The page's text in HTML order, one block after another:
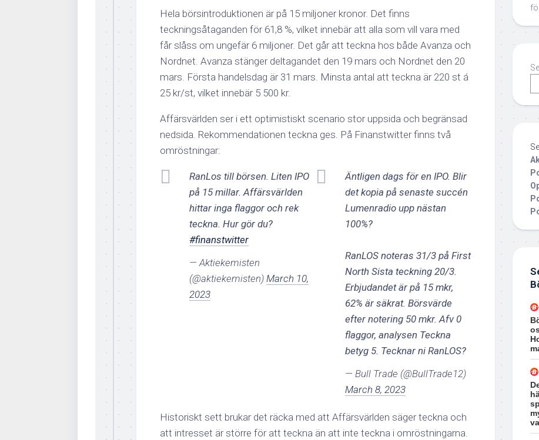
Hela börsintroduktionen är på 15 miljoner kronor. Det finns
teckningsåtaganden för 61,8 %, vilket innebär att alla som vill vara med
får slåss om ungefär 6 miljoner. Det går att teckna hos både Avanza och
Nordnet. Avanza stänger deltagandet den 19 mars och Nordnet den 20
mars. Första handelsdag är 31 mars. Minsta antal att teckna är 220 st á
25 kr/st, vilket innebär 5 500 kr.
Affärsvärlden ser i ett optimistiskt scenario stor uppsida och begränsad
nedsida. Rekommendationen teckna ges. På Finanstwitter finns två
omröstningar:
RanLos till börsen. Liten IPO
på 15 millar. Affärsvärlden
hittar inga flaggor och rek
teckna. Hur gör du?
#finanstwitter
— Aktiekemisten
(@aktiekemisten) March 10,
2023
Äntligen dags för en IPO. Blir
det kopia på senaste succén
Lumenradio upp nästan
100%?
RanLOS noteras 31/3 på First
North Sista teckning 20/3.
Erbjudandet är på 15 mkr,
62% är säkrat. Börsvärde
efter notering 50 mkr. Afv 0
flaggor, analysen Teckna
betyg 5. Tecknar ni RanLOS?
— Bull Trade (@BullTrade12)
March 8, 2023
Historiskt sett brukar det räcka med att Affärsvärlden säger teckna och
att intresset är större för att teckna än att inte teckna i omröstningarna.